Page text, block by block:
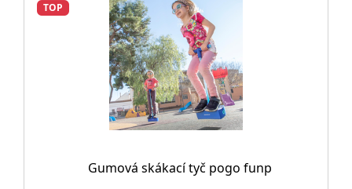
TOP
Gumová skákací tyč pogo funp